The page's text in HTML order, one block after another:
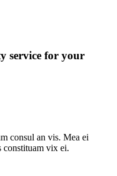
service for your
consul an vis. Mea ei
constituam vix ei.